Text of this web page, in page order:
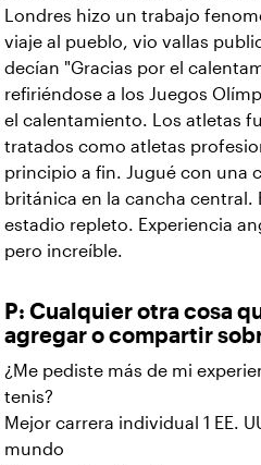
Londres hizo un trabajo
viaje al pueblo, vio vallas
decían "Gracias por el
refiriéndose a los Juegos
el calentamiento. Los atletas
tratados como atletas
principio a fin. Jugué con una
británica en la cancha central.
estadio repleto. Experiencia
pero increíble.
P: Cualquier otra cosa
agregar o compartir
¿Me pediste más de mi
tenis?
Mejor carrera individual 1 EE.
mundo